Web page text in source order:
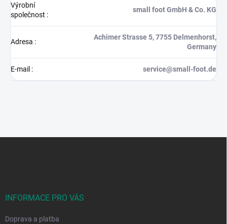
Výrobní
společnost :
small foot GmbH & Co. KG
Adresa :
Achimer Strasse 5, 7755 Delmenhorst,
Germany
E-mail : service@small-foot.de
INFORMACE PRO VÁS
Doprava a platba